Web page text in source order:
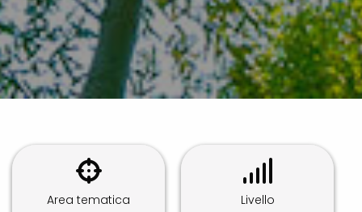
Area tematica Livello